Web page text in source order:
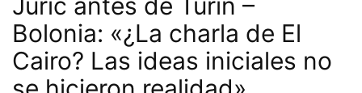
Bolonia: «¿La charla de El
Cairo? Las ideas iniciales no